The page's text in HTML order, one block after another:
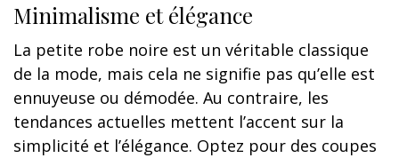
Minimalisme et élégance
La petite robe noire est un véritable classique
de la mode, mais cela ne signifie pas qu’elle est
ennuyeuse ou démodée. Au contraire, les
tendances actuelles mettent l’accent sur la
simplicité et l’élégance. Optez pour des coupes